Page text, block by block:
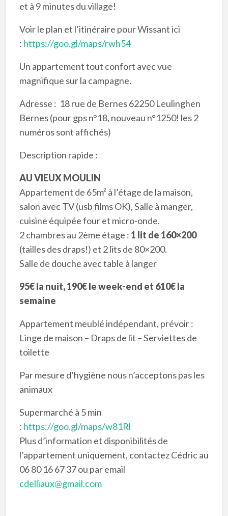
et à 9 minutes du village!
Voir le plan et l’itinéraire pour Wissant ici
: https://goo.gl/maps/rwh54
Un appartement tout confort avec vue
magnifique sur la campagne.
Adresse : 18 rue de Bernes 62250 Leulinghen
Bernes (pour gps n°18, nouveau n°1250! les 2
numéros sont affichés)
Description rapide :
AU VIEUX MOULIN
Appartement de 65m² à l’étage de la maison,
salon avec TV (usb films OK), Salle à manger,
cuisine équipée four et micro-onde.
2 chambres au 2ème étage : 1 lit de 160×200
(tailles des draps!) et 2 lits de 80×200.
Salle de douche avec table à langer
95€ la nuit, 190€ le week-end et 610€ la
semaine
Appartement meublé indépendant, prévoir :
Linge de maison – Draps de lit – Serviettes de
toilette
Par mesure d’hygiène nous n’acceptons pas les
animaux
Supermarché à 5 min
: https://goo.gl/maps/w81Rl
Plus d’information et disponibilités de
l’appartement uniquement, contactez Cédric au
06 80 16 67 37 ou par email
cdelliaux@gmail.com